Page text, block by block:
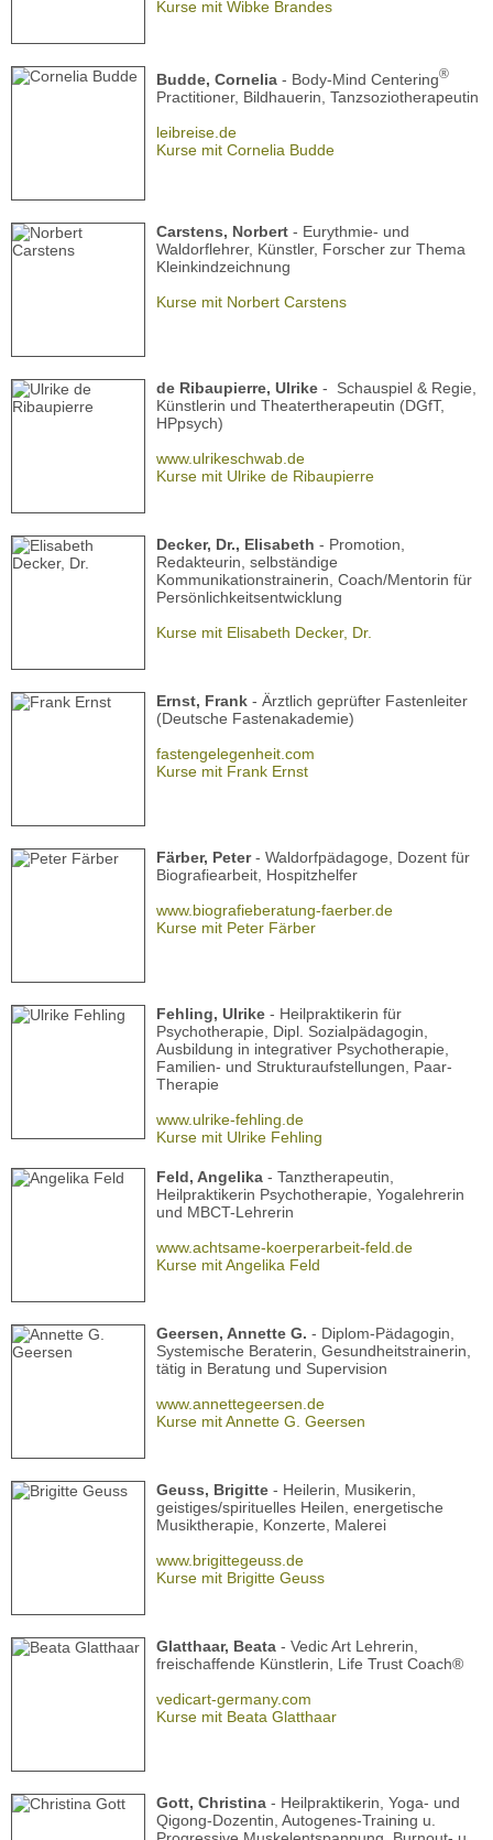
Kurse mit Wibke Brandes
Budde, Cornelia - Body-Mind Centering®
Practitioner, Bildhauerin, Tanzsoziotherapeutin
leibreise.de
Kurse mit Cornelia Budde
Carstens, Norbert - Eurythmie- und
Waldorflehrer, Künstler, Forscher zur Thema
Kleinkindzeichnung
Kurse mit Norbert Carstens
de Ribaupierre, Ulrike - Schauspiel & Regie,
Künstlerin und Theatertherapeutin (DGfT,
HPpsych)
www.ulrikeschwab.de
Kurse mit Ulrike de Ribaupierre
Decker, Dr., Elisabeth - Promotion,
Redakteurin, selbständige
Kommunikationstrainerin, Coach/Mentorin für
Persönlichkeitsentwicklung
Kurse mit Elisabeth Decker, Dr.
Ernst, Frank - Ärztlich geprüfter Fastenleiter
(Deutsche Fastenakademie)
fastengelegenheit.com
Kurse mit Frank Ernst
Färber, Peter- Waldorfpädagoge, Dozent für
Biografiearbeit, Hospitzhelfer
www.biografieberatung-faerber.de
Kurse mit Peter Färber
Fehling, Ulrike - Heilpraktikerin für
Psychotherapie, Dipl. Sozialpädagogin,
Ausbildung in integrativer Psychotherapie,
Familien- und Strukturaufstellungen, Paar-
Therapie
www.ulrike-fehling.de
Kurse mit Ulrike Fehling
Feld, Angelika - Tanztherapeutin,
Heilpraktikerin Psychotherapie, Yogalehrerin
und MBCT-Lehrerin
www.achtsame-koerperarbeit-feld.de
Kurse mit Angelika Feld
Geersen, Annette G. - Diplom-Pädagogin,
Systemische Beraterin, Gesundheitstrainerin,
tätig in Beratung und Supervision
www.annettegeersen.de
Kurse mit Annette G. Geersen
Geuss, Brigitte - Heilerin, Musikerin,
geistiges/spirituelles Heilen, energetische
Musiktherapie, Konzerte, Malerei
www.brigittegeuss.de
Kurse mit Brigitte Geuss
Glatthaar, Beata - Vedic Art Lehrerin,
freischaffende Künstlerin, Life Trust Coach®
vedicart-germany.com
Kurse mit Beata Glatthaar
Gott, Christina - Heilpraktikerin, Yoga- und
Qigong-Dozentin, Autogenes-Training u.